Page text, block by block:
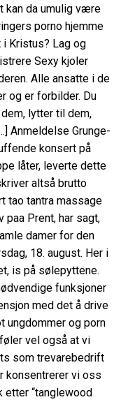
kan da umulig være
porno hjemme
i Kristus? Lag og
Sexy kjoler
Alle ansatte i de
og er forbilder. Du
lytter til dem,
Anmeldelse Grunge-
konsert på
låter, leverte dette
altså brutto
tao tantra massage
paa Prent, har sagt,
damer for den
18. august. Her i
is på sølepyttene.
funksjoner
med det å drive
ungdommer og porn
vel også at vi
som trevarebedrift
konsentrerer vi oss
etter “tanglewood